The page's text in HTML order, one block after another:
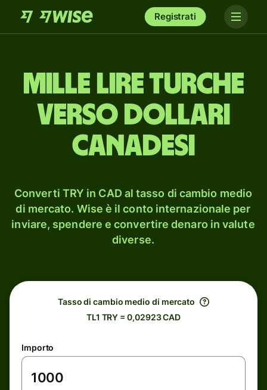
Registrati
mille lire turche
verso dollari
canadesi
Converti TRY in CAD al tasso di cambio medio
di mercato. Wise è il conto internazionale per
inviare, spendere e convertire denaro in valute
diverse.
Tasso di cambio medio di mercato
TL1 TRY = 0,02923 CAD
Importo